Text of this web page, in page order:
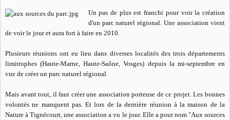
Un pas de plus est franchi pour voir la création
d'un parc naturel régional. Une association vient
de voir le jour et aura fort à faire en 2010.
Plusieurs réunions ont eu lieu dans diverses localités des trois départements
limitrophes (Haute-Marne, Haute-Saône, Vosges) depuis la mi-septembre en
vue de créer un parc naturel régional.
Mais avant tout, il faut créer une association porteuse de ce projet. Les bonnes
volontés ne manquent pas. Et lors de la dernière réunion à la maison de la
Nature à Tignécourt, une association a vu le jour. Elle a pour nom "Aux sources